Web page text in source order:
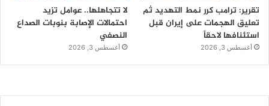
تقرير: ترامب كرر نمط التهديد ثم
تعليق الهجمات على إيران قبل
استئنافها لاحقاً
أغسطس 3, 2026
لا تتجاهلها.. عوامل تزيد
احتمالات الإصابة بنوبات الصداع
النصفي
أغسطس 3, 2026